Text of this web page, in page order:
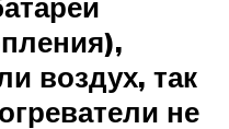
воздух, так
не